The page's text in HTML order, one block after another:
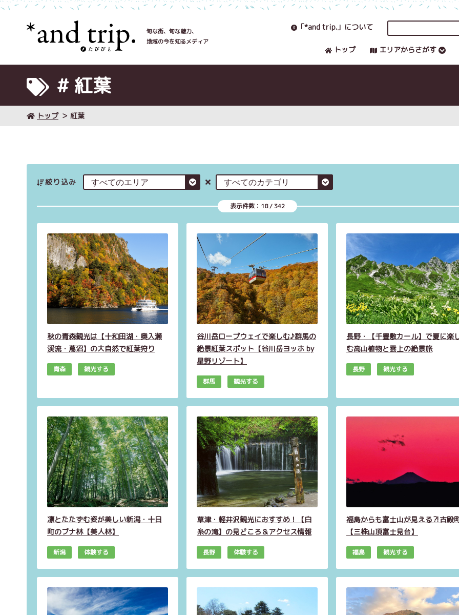
旬な街、旬な魅力、
地域の今を知るメディア
「*and trip.」について
トップ エリアからさがす
# 紅葉
トップ 紅葉
絞り込み
表示件数： 18/342
秋の青森観光は【十和田湖・奥入瀬
渓流・蔦沼】の大自然で紅葉狩り
青森 観光する
谷川岳ロープウェイで楽しむ♪群馬の
絶景紅葉スポット【谷川岳ヨッホ by
星野リゾート】
群馬 観光する
長野・【千畳敷カール】で夏に楽
む高山植物と雲上の絶景旅
長野 観光する
凛とたたずむ姿が美しい新潟・十日
町のブナ林【美人林】
新潟 体験する
草津・軽井沢観光におすすめ！【白
糸の滝】の見どころ＆アクセス情報
長野 体験する
福島からも富士山が見える⁈古殿
【三株山頂富士見台】
福島 観光する